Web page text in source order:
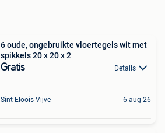
6 oude, ongebruikte vloertegels wit met
spikkels 20 x 20 x 2
Gratis Details
Sint-Eloois-Vijve 6 aug 26